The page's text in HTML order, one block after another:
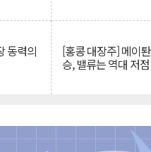
동력의 [홍콩 대장주] 메이
승, 밸류는 역대 저점